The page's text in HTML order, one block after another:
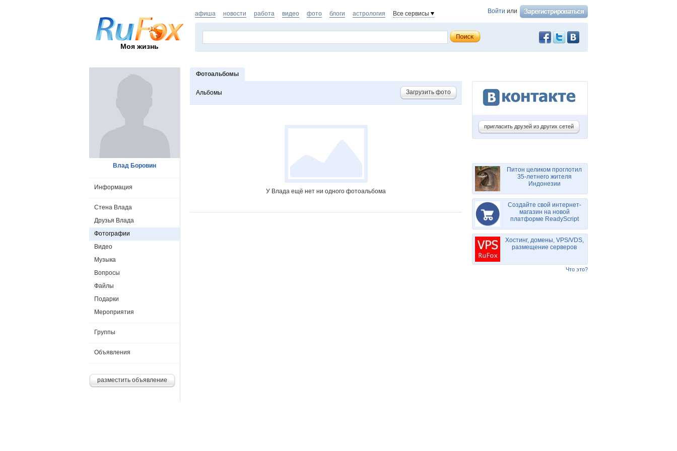
Моя жизнь
Войти или
афиша новости работа видео фото блоги астрология Все сервисы
Фотоальбомы
Альбомы Загрузить фото
У Влада ещё нет ни одного фотоальбома
Влад Боровин
Информация
Стена Влада
Друзья Влада
Фотографии
Видео
Музыка
Вопросы
Файлы
Подарки
Мероприятия
Группы
Объявления
разместить объявление
пригласить друзей из других сетей
Питон целиком проглотил
35-летнего жителя
Индонезии
Создайте свой интернет-
магазин на новой
платформе ReadyScript
Хостинг, домены, VPS/VDS,
размещение серверов
Что это?